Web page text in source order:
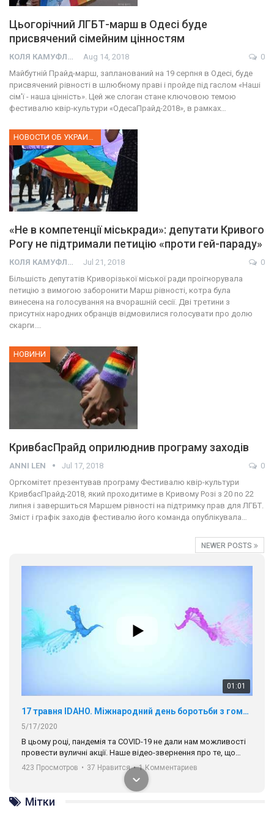
Цьогорічний ЛГБТ-марш в Одесі буде
присвячений сімейним цінностям
КОЛЯ КАМУФЛЯЖ Aug 14, 2018
0
Майбутній Прайд-марш, запланований на 19 серпня в Одесі, буде
присвячений рівності в шлюбному праві і пройде під гаслом «Наші
сім'ї - наша цінність». Цей же слоган стане ключовою темою
фестивалю квір-культури «ОдесаПрайд-2018», в рамках…
«Не в компетенції міськради»: депутати Кривого
Рогу не підтримали петицію «проти гей-параду»
КОЛЯ КАМУФЛЯЖ Jul 21, 2018
0
Більшість депутатів Криворізької міської ради проігнорувала
петицію з вимогою заборонити Марш рівності, котра була
винесена на голосування на вчорашній сесії. Дві третини з
присутніх народних обранців відмовилися голосувати про долю
скарги.…
НОВИНИ
КривбасПрайд оприлюднив програму заходів
ANNI LEN Jul 17, 2018
0
Оргкомітет презентував програму Фестивалю квір-культури
КривбасПрайд-2018, який проходитиме в Кривому Розі з 20 по 22
липня і завершиться Маршем рівності на підтримку прав для ЛГБТ.
Зміст і графік заходів фестивалю його команда опублікувала…
NEWER POSTS
01:01
17 травня IDAHO. Міжнародний день боротьби з гомофобією трансфобією і біфобія.
5/17/2020
В цьому році, пандемія та COVІD-19 не дали нам можливості
провести вуличні акції. Наше відео-звернення про те, що
навіть коли ми у різних містах та не можемо зустрінеться, ми
разом. Ми закликаємо всіх хто поділяє цінності рівності та
солідарності, приєднатися до нас. Регіональні підрозділи
ГАУ є в 16 областях України.
Разом наш голос лунає гучніше!
423 Просмотров • 37 Нравится • 1 Комментариев
Мітки